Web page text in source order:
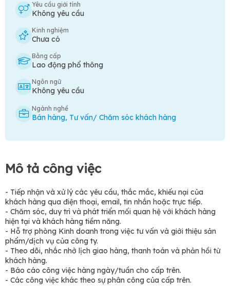
Yêu cầu giới tính
Không yêu cầu
Kinh nghiệm
Chưa có
Bằng cấp
Lao động phổ thông
Ngôn ngữ
Không yêu cầu
Ngành nghề
Bán hàng, Tư vấn/ Chăm sóc khách hàng
Mô tả công việc
- Tiếp nhận và xử lý các yêu cầu, thắc mắc, khiếu nại của
khách hàng qua điện thoại, email, tin nhắn hoặc trực tiếp.
- Chăm sóc, duy trì và phát triển mối quan hệ với khách hàng
hiện tại và khách hàng tiềm năng.
- Hỗ trợ phòng Kinh doanh trong việc tư vấn và giới thiệu sản
phẩm/dịch vụ của công ty.
- Theo dõi, nhắc nhở lịch giao hàng, thanh toán và phản hồi từ
khách hàng.
- Báo cáo công việc hàng ngày/tuần cho cấp trên.
- Các công việc khác theo sự phân công của cấp trên.